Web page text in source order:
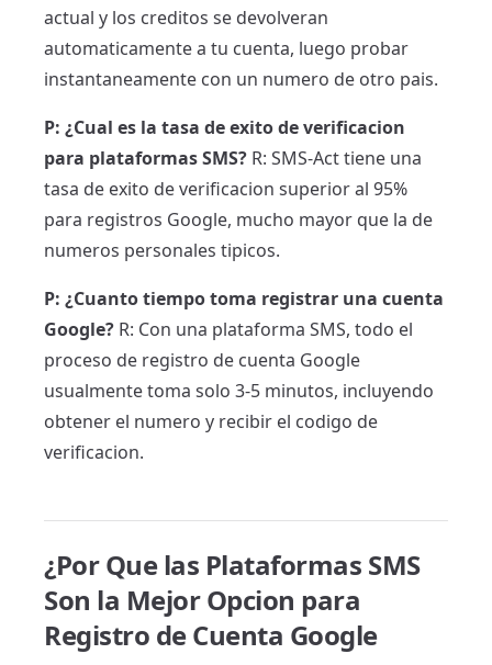
actual y los creditos se devolveran
automaticamente a tu cuenta, luego probar
instantaneamente con un numero de otro pais.
P: ¿Cual es la tasa de exito de verificacion
para plataformas SMS? R: SMS-Act tiene una
tasa de exito de verificacion superior al 95%
para registros Google, mucho mayor que la de
numeros personales tipicos.
P: ¿Cuanto tiempo toma registrar una cuenta
Google? R: Con una plataforma SMS, todo el
proceso de registro de cuenta Google
usualmente toma solo 3-5 minutos, incluyendo
obtener el numero y recibir el codigo de
verificacion.
¿Por Que las Plataformas SMS
Son la Mejor Opcion para
Registro de Cuenta Google